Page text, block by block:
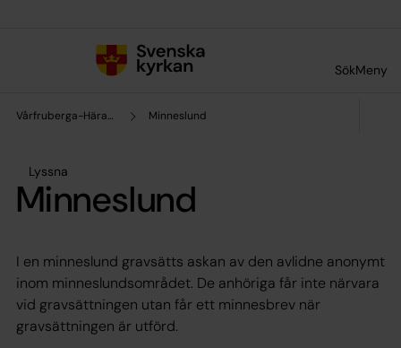
SökMeny
Vårfruberga-Härads församling Minneslund
Lyssna
Minneslund
I en minneslund gravsätts askan av den avlidne anonymt
inom minneslundsområdet. De anhöriga får inte närvara
vid gravsättningen utan får ett minnesbrev när
gravsättningen är utförd.